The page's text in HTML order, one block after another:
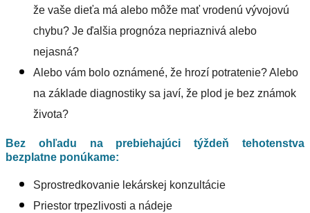
že vaše dieťa má alebo môže mať vrodenú vývojovú
chybu? Je ďalšia prognóza nepriaznivá alebo
nejasná?
Alebo vám bolo oznámené, že hrozí potratenie? Alebo
na základe diagnostiky sa javí, že plod je bez známok
života?
Bez ohľadu na prebiehajúci týždeň tehotenstva
bezplatne ponúkame:
Sprostredkovanie lekárskej konzultácie
Priestor trpezlivosti a nádeje